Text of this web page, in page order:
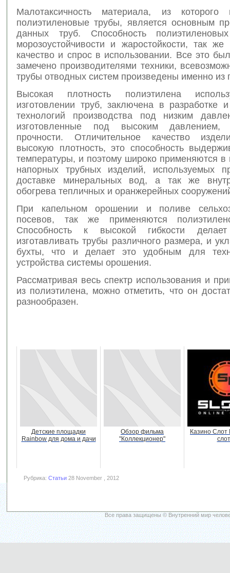
Малотаксичность материала, из которого
полиэтиленовые трубы, является основным
данных труб. Способность
морозоустойчивости и жаростойкости, так
качество и спрос в использовании. Все это
замечено производителями техники,
трубы отводных систем произведены именно из
Высокая плотность полиэтилена
изготовлении труб, заключена в разработке
технологий производства под низким
изготовленные под высоким давлением,
прочности. Отличительное качество
высокую плотность, это способность
температуры, и поэтому широко применяются в
напорных трубных изделий, используемых
доставке минеральных вод, а так же
обогрева тепличных и оранжерейных
При капельном орошении и поливе
посевов, так же применяются
Способность к высокой гибкости
изготавливать трубы различного размера, и
бухты, что и делает это удобным для
устройства системы орошения.
Рассматривая весь спектр использования и
из полиэтилена, можно отметить, что он
разнообразен.
Детские площадки
Rainbow для дома и дачи
Обзор фильма
"Коллекционер"
Казино Слот
Рубрика: Статьи 28 November , 2012
Все права защищены © Внутренний мир